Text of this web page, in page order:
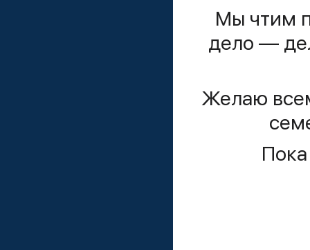
Мы чтим
дело —
Желаю